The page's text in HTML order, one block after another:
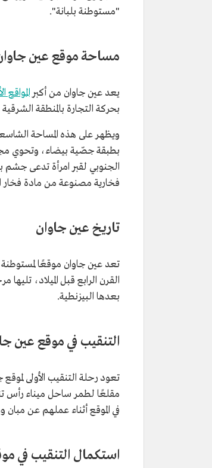
"مستوطنة بلبانة".
مساحة موقع عين
يعد عين جاوان من أكبر المواقع
بحركة التجارة بالمنطقة الشرقية
ويظهر على هذه المساحة
بطبقة جصّية بيضاء، وتحوي
الجنوبي لقبر امرأة تدعى
فخارية مصنوعة من مادة فخار
تاريخ عين جاوان
تعد عين جاوان موقعًا
القرن الرابع قبل الميلاد،
بعدها البيزنطية.
التنقيب في موقع عين
تعود رحلة التنقيب الأولى
مقلعًا لطمر ساحل ميناء رأس
في الموقع أثناء عملهم عن
استكمال التنقيب في